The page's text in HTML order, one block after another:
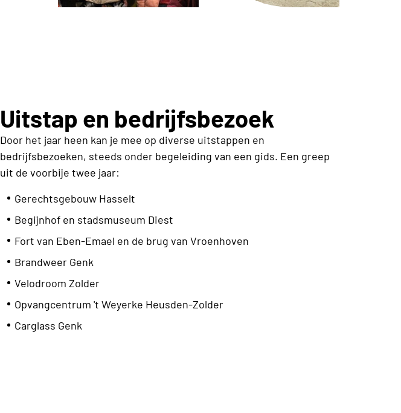
Uitstap en bedrijfsbezoek
Door het jaar heen kan je mee op diverse uitstappen en
bedrijfsbezoeken, steeds onder begeleiding van een gids. Een greep
uit de voorbije twee jaar:
Gerechtsgebouw Hasselt
Begijnhof en stadsmuseum Diest
Fort van Eben-Emael en de brug van Vroenhoven
Brandweer Genk
Velodroom Zolder
Opvangcentrum 't Weyerke Heusden-Zolder
Carglass Genk